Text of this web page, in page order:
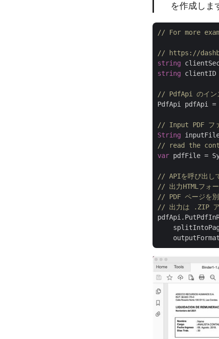
を作成しま
// For more
// https://
string
string
// PdfApi のイン
PdfApi pdfApi
// Input PDF フ
String
// read the
var pdfFile =
// APIを呼び出して
// 出力HTMLフォ
// PDF ページを別
// 出力は .ZIP ア